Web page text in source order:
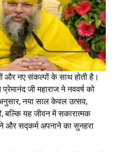
और नए संकल्पों के साथ होती है।
जी महाराज ने नववर्ष को
नया साल केवल उत्सव,
बल्कि यह जीवन में सकारात्मक
और सद्कर्म अपनाने का सुनहरा